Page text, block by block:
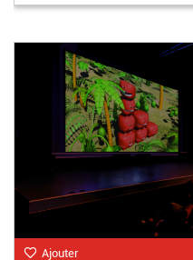
Ajouter